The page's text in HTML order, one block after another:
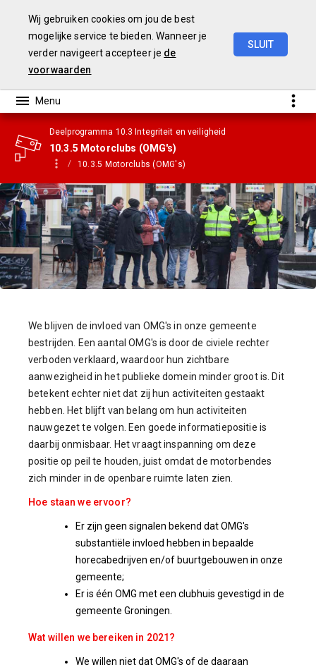
Deelprogramma 10.3 Integriteit en veiligheid
10.3.5 Motorclubs (OMG's)
10.3.5 Motorclubs (OMG's)
We blijven de invloed van OMG's in onze gemeente
bestrijden. Een aantal OMG's is door de civiele rechter
verboden verklaard, waardoor hun zichtbare
aanwezigheid in het publieke domein minder groot is. Dit
betekent echter niet dat zij hun activiteiten gestaakt
hebben. Het blijft van belang om hun activiteiten
nauwgezet te volgen. Een goede informatiepositie is
daarbij onmisbaar. Het vraagt inspanning om deze
positie op peil te houden, juist omdat de motorbendes
zich minder in de openbare ruimte laten zien.
Hoe staan we ervoor?
Er zijn geen signalen bekend dat OMG's
substantiële invloed hebben in bepaalde
horecabedrijven en/of buurtgebouwen in onze
gemeente;
Er is één OMG met een clubhuis gevestigd in de
gemeente Groningen.
Wat willen we bereiken in 2021?
We willen niet dat OMG's of de daaraan
Wij gebruiken cookies om jou de best
mogelijke service te bieden. Wanneer je
verder navigeert accepteer je de
voorwaarden
SLUIT